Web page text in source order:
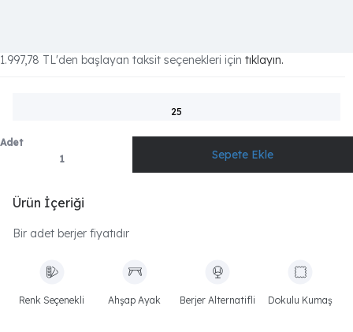
1.997,78 TL'den başlayan taksit seçenekleri için tıklayın.
25
Adet
Ürün İçeriği
Bir adet berjer fiyatıdır
Renk Seçenekli Ahşap Ayak Berjer Alternatifli Dokulu Kumaş